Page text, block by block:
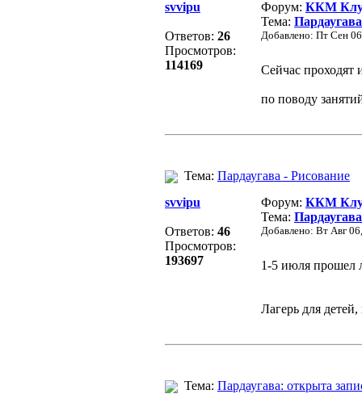
svvipu
Ответов: 26
Просмотров:
114169
Форум: ККМ
Тема:
Добавлено: Пт Сен
Сейчас проходят
по поводу
Тема: Пардаугава - Рисование
svvipu
Ответов: 46
Просмотров:
193697
Форум: ККМ
Тема:
Добавлено: Вт Авг
1-5 июля прошел
Лагерь для
Тема: Пардаугава: открыта